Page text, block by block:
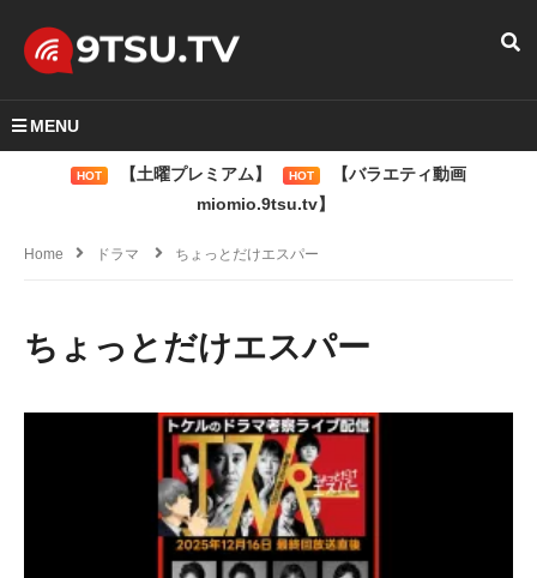
MENU
HOT 【土曜プレミアム】 HOT
【バラエティ動画
miomio.9tsu.tv】
Home ドラマ ちょっとだけエスパー
ちょっとだけエスパー